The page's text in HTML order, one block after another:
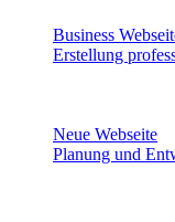
Business
Erstellung
Neue Webseite
Planung und